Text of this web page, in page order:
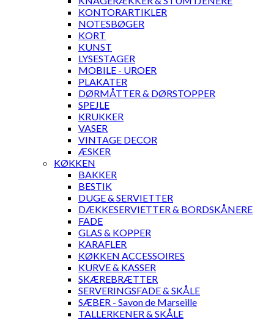
KONTORARTIKLER
NOTESBØGER
KORT
KUNST
LYSESTAGER
MOBILE - UROER
PLAKATER
DØRMÅTTER & DØRSTOPPER
SPEJLE
KRUKKER
VASER
VINTAGE DECOR
ÆSKER
KØKKEN
BAKKER
BESTIK
DUGE & SERVIETTER
DÆKKESERVIETTER & BORDSKÅNERE
FADE
GLAS & KOPPER
KARAFLER
KØKKEN ACCESSOIRES
KURVE & KASSER
SKÆREBRÆTTER
SERVERINGSFADE & SKÅLE
SÆBER - Savon de Marseille
TALLERKENER & SKÅLE